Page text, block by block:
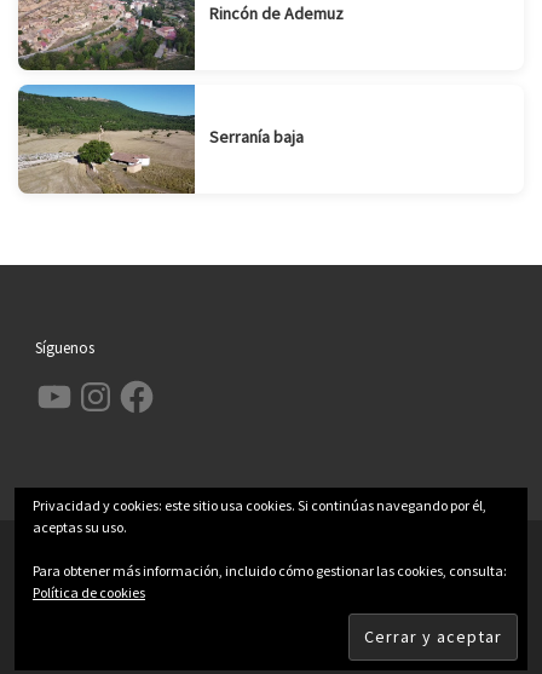
Rincón de Ademuz
Serranía baja
Síguenos
YouTube InstagramFacebook
Funciona con
Privacidad y cookies: este sitio usa cookies. Si continúas navegando por él,
aceptas su uso.
Para obtener más información, incluido cómo gestionar las cookies, consulta:
Política de cookies